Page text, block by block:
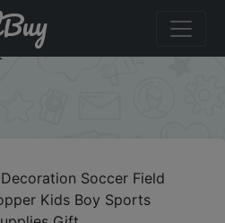
Decoration Soccer Field
Kids Boy Sports Birthday